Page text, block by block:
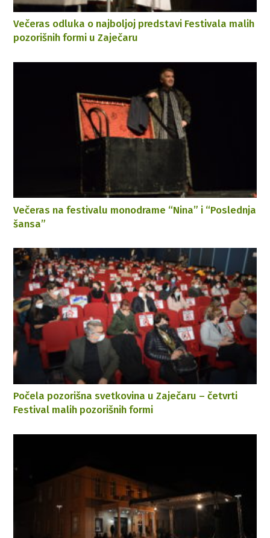
Večeras odluka o najboljoj predstavi Festivala malih
pozorišnih formi u Zaječaru
Večeras na festivalu monodrame “Nina” i “Poslednja
šansa”
Počela pozorišna svetkovina u Zaječaru – četvrti
Festival malih pozorišnih formi